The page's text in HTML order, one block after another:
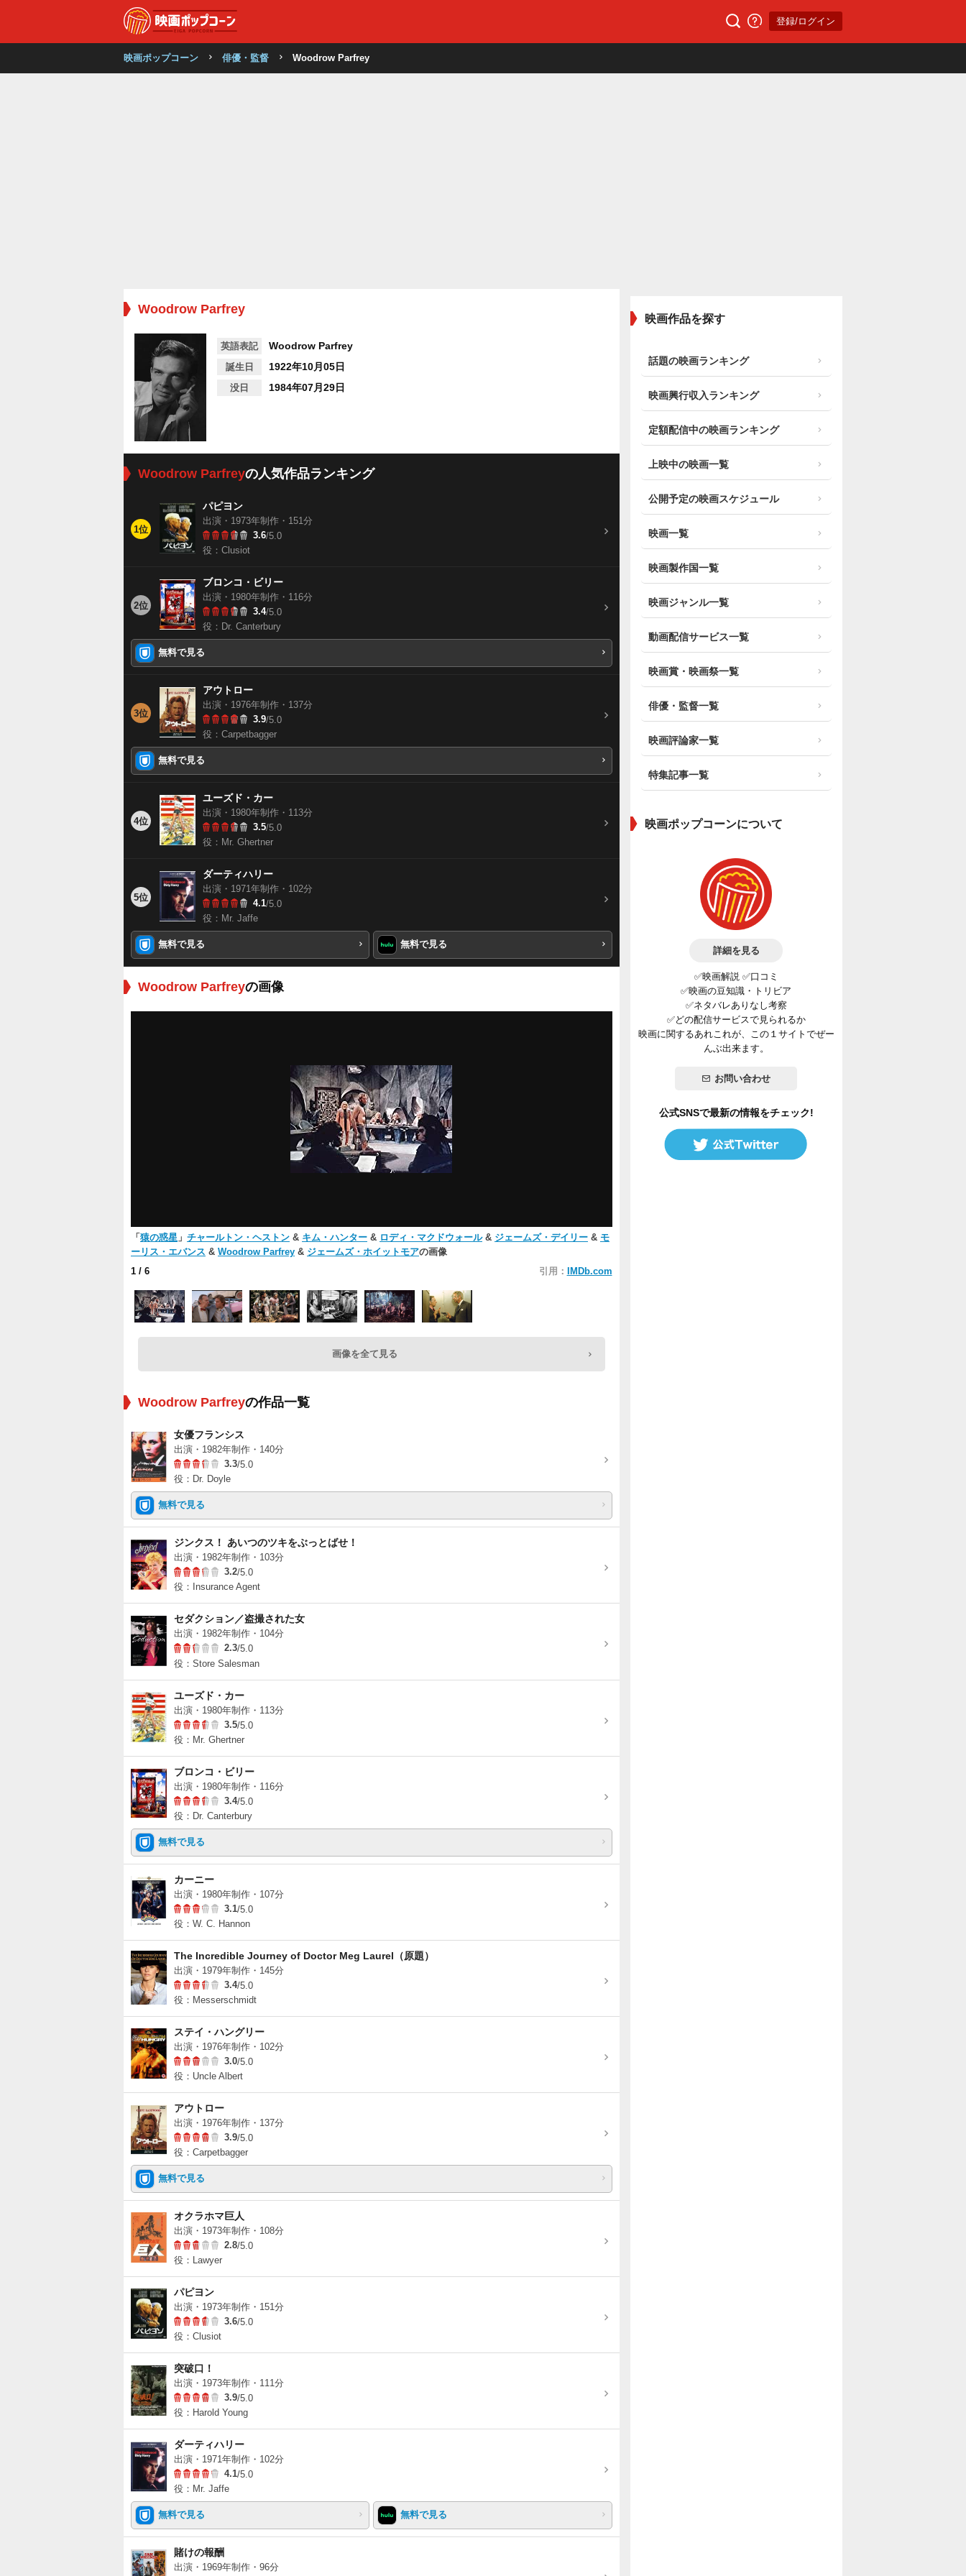
登録/ログイン
映画ポップコーン 俳優・監督 Woodrow Parfrey
Woodrow Parfrey
英語表記 Woodrow Parfrey
誕生日 1922年10月05日
没日 1984年07月29日
Woodrow Parfreyの人気作品ランキング
1位
パピヨン
出演・1973年制作・151分
3.6/5.0
役：Clusiot
2位
ブロンコ・ビリー
出演・1980年制作・116分
3.4/5.0
役：Dr. Canterbury
無料で見る
3位
アウトロー
出演・1976年制作・137分
3.9/5.0
役：Carpetbagger
無料で見る
4位
ユーズド・カー
出演・1980年制作・113分
3.5/5.0
役：Mr. Ghertner
5位
ダーティハリー
出演・1971年制作・102分
4.1/5.0
役：Mr. Jaffe
無料で見る 無料で見る
Woodrow Parfreyの画像
「 猿の惑星 」 チャールトン・ヘストン & キム・ハンター & ロディ・マクドウォール& ジェームズ・デイリー & モ
ーリス・エバンス & Woodrow Parfrey & ジェームズ・ホイットモアの画像
1 / 6 引用： IMDb.com
画像を全て見る
Woodrow Parfreyの作品一覧
女優フランシス
出演・1982年制作・140分
3.3/5.0
役：Dr. Doyle
無料で見る
ジンクス！ あいつのツキをぶっとばせ！
出演・1982年制作・103分
3.2/5.0
役：Insurance Agent
セダクション／盗撮された女
出演・1982年制作・104分
2.3/5.0
役：Store Salesman
ユーズド・カー
出演・1980年制作・113分
3.5/5.0
役：Mr. Ghertner
ブロンコ・ビリー
出演・1980年制作・116分
3.4/5.0
役：Dr. Canterbury
無料で見る
カーニー
出演・1980年制作・107分
3.1/5.0
役：W. C. Hannon
The Incredible Journey of Doctor Meg Laurel（原題）
出演・1979年制作・145分
3.4/5.0
役：Messerschmidt
ステイ・ハングリー
出演・1976年制作・102分
3.0/5.0
役：Uncle Albert
アウトロー
出演・1976年制作・137分
3.9/5.0
役：Carpetbagger
無料で見る
オクラホマ巨人
出演・1973年制作・108分
2.8/5.0
役：Lawyer
パピヨン
出演・1973年制作・151分
3.6/5.0
役：Clusiot
突破口！
出演・1973年制作・111分
3.9/5.0
役：Harold Young
ダーティハリー
出演・1971年制作・102分
4.1/5.0
役：Mr. Jaffe
無料で見る 無料で見る
賭けの報酬
出演・1969年制作・96分
映画作品を探す
話題の映画ランキング
映画興行収入ランキング
定額配信中の映画ランキング
上映中の映画一覧
公開予定の映画スケジュール
映画一覧
映画製作国一覧
映画ジャンル一覧
動画配信サービス一覧
映画賞・映画祭一覧
俳優・監督一覧
映画評論家一覧
特集記事一覧
映画ポップコーンについて
詳細を見る
✅映画解説 ✅口コミ
✅映画の豆知識・トリビア
✅ネタバレありなし考察
✅どの配信サービスで見られるか
映画に関するあれこれが、この１サイトでぜー
んぶ出来ます。
お問い合わせ
公式SNSで最新の情報をチェック!